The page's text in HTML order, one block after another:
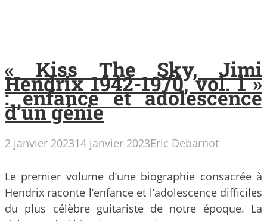
« Kiss The Sky, Jimi
Hendrix 1942-1970, vol. 1 »
: enfance et adolescence
d’un génie
2 janvier 202314 janvier 2023Eric Debarnot
Le premier volume d’une biographie consacrée à
Hendrix raconte l’enfance et l’adolescence difficiles
du plus célèbre guitariste de notre époque. La